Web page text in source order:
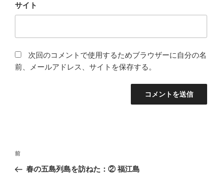
サイト
次回のコメントで使用するためブラウザーに自分の名
前、メールアドレス、サイトを保存する。
投
ナ
前
の
前
春の五島列島を訪ねた：② 福江島